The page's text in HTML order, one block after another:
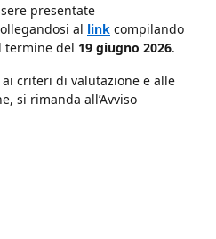
presentate
al link compilando
termine del 19 giugno 2026.
criteri di valutazione e alle
si rimanda all’Avviso